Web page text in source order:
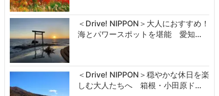
＜Drive! NIPPON＞大人におすすめ！
海とパワースポットを堪能 愛知…
＜Drive! NIPPON＞穏やかな休日を楽
しむ大人たちへ 箱根・小田原ド…